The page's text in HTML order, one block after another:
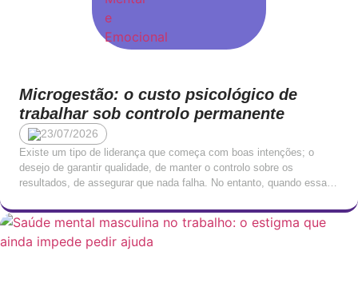
Microgestão: o custo psicológico de
trabalhar sob controlo permanente
23/07/2026
Existe um tipo de liderança que começa com boas intenções; o
desejo de garantir qualidade, de manter o controlo sobre os
resultados, de assegurar que nada falha. No entanto, quando essa
transforma-se em algo com consequências profundamente negativas
para quem trabalha sob ela. A microgestão, o padrão de […]